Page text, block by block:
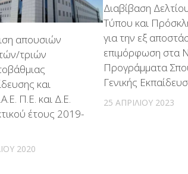
απουσιών
τριών
και
Π.Ε. και Δ.Ε.
έτους 2019-
2020
Διαβίβαση
Τύπου και
για την εξ
επιμόρφωση στα
Προγράμματα
Γενικής
25 ΑΠΡΙΛΊΟΥ 2023